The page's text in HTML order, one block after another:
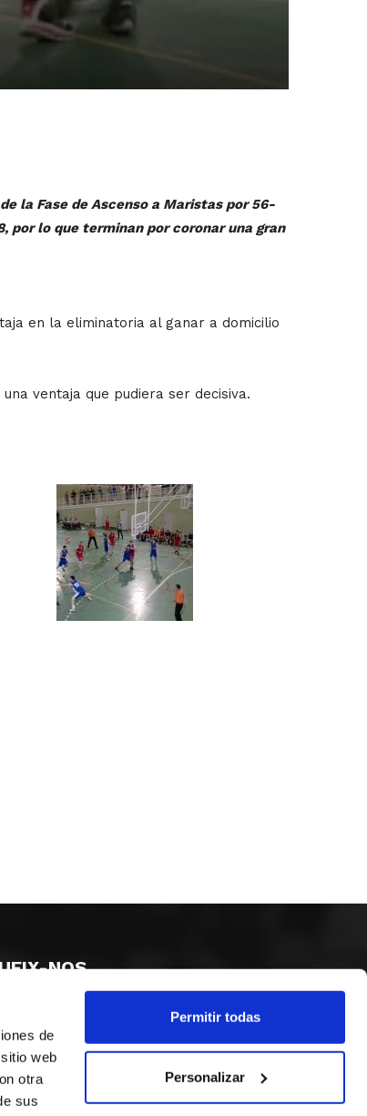
de
web
otra
sus
Permitir todas
Personalizar
la Fase de Ascenso a Maristas por 56-
por lo que terminan por coronar una gran
en la eliminatoria al ganar a domicilio
ventaja que pudiera ser decisiva.
NOS